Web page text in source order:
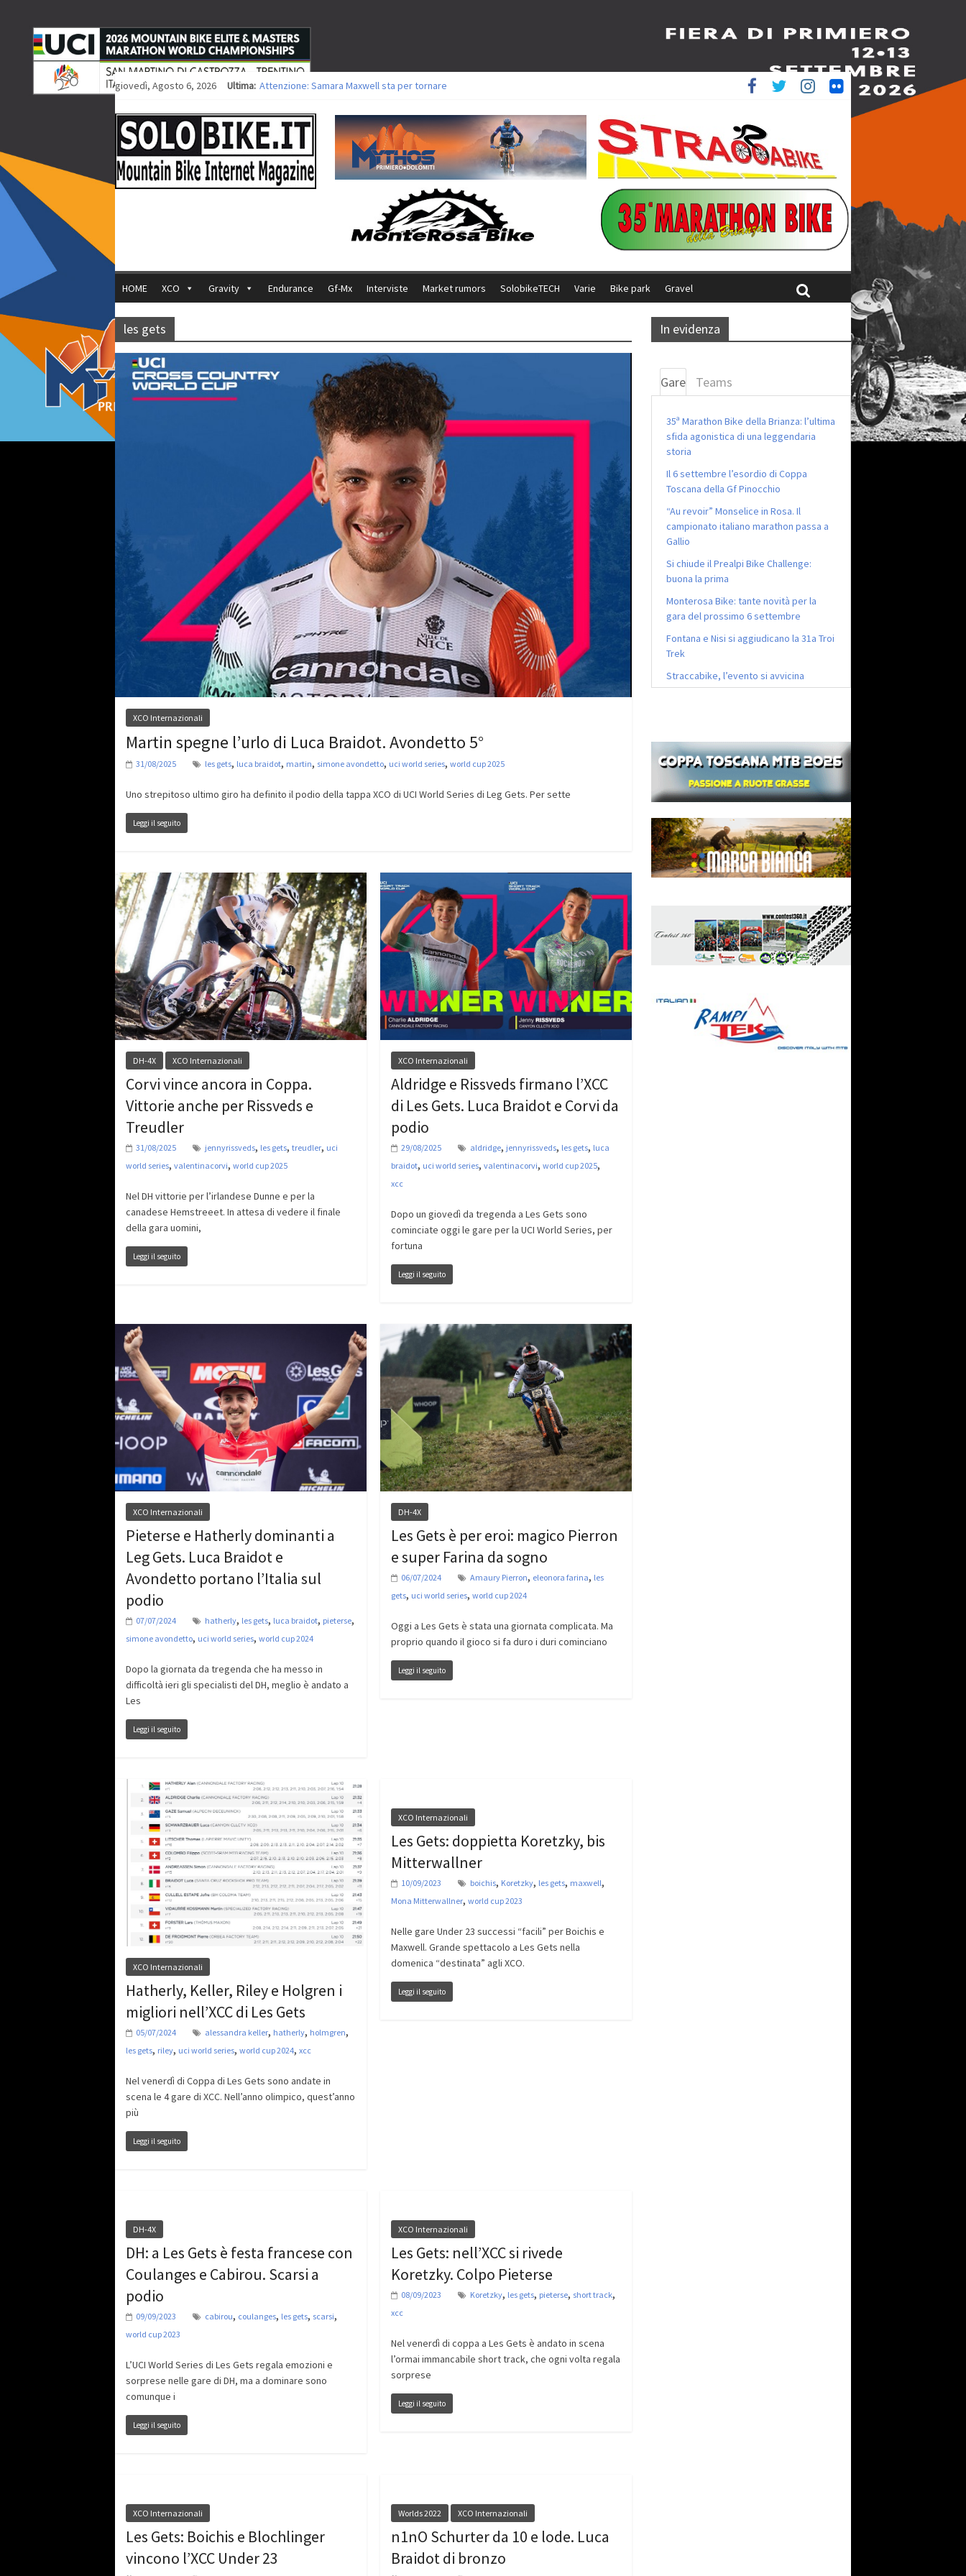
giovedì, Agosto 6, 2026 Ultima: Attenzione: Samara Maxwell sta per tornare
Europei XCO: vittorie per Ghibaudo, Grossmann e Gallis. Signorelli 5^ la migliore tra gli italiani
35ª Marathon Bike della Brianza: l’ultima sfida agonistica di una leggendaria storia
Europei MTB: il Team Relay firma il secondo argento azzurro a Monteceneri
HOME XCO Gravity Endurance Gf-Mx Interviste Market rumors SolobikeTECH Varie Bike park Gravel
les gets
XCO Internazionali
Martin spegne l’urlo di Luca Braidot. Avondetto 5°
31/08/2025 les gets, luca braidot, martin, simone avondetto, uci world series, world cup 2025
Uno strepitoso ultimo giro ha definito il podio della tappa XCO di UCI World Series di Leg Gets. Per sette
Leggi il seguito
DH-4X XCO Internazionali
Corvi vince ancora in Coppa.
Vittorie anche per Rissveds e
Treudler
31/08/2025 jennyrissveds, les gets, treudler, uci
world series, valentinacorvi, world cup 2025
Nel DH vittorie per l’irlandese Dunne e per la
canadese Hemstreeet. In attesa di vedere il finale
della gara uomini,
Leggi il seguito
XCO Internazionali
Aldridge e Rissveds firmano l’XCC
di Les Gets. Luca Braidot e Corvi da
podio
29/08/2025 aldridge, jennyrissveds, les gets, luca
braidot, uci world series, valentinacorvi, world cup 2025,
xcc
Dopo un giovedì da tregenda a Les Gets sono
cominciate oggi le gare per la UCI World Series, per
fortuna
Leggi il seguito
XCO Internazionali
Pieterse e Hatherly dominanti a
Leg Gets. Luca Braidot e
Avondetto portano l’Italia sul
podio
07/07/2024 hatherly, les gets, luca braidot, pieterse,
simone avondetto, uci world series, world cup 2024
Dopo la giornata da tregenda che ha messo in
difficoltà ieri gli specialisti del DH, meglio è andato a
Les
Leggi il seguito
DH-4X
Les Gets è per eroi: magico Pierron
e super Farina da sogno
06/07/2024 Amaury Pierron, eleonora farina, les
gets, uci world series, world cup 2024
Oggi a Les Gets è stata una giornata complicata. Ma
proprio quando il gioco si fa duro i duri cominciano
Leggi il seguito
XCO Internazionali
Hatherly, Keller, Riley e Holgren i
migliori nell’XCC di Les Gets
05/07/2024 alessandra keller, hatherly, holmgren,
les gets, riley, uci world series, world cup 2024, xcc
Nel venerdì di Coppa di Les Gets sono andate in
scena le 4 gare di XCC. Nell’anno olimpico, quest’anno
più
Leggi il seguito
XCO Internazionali
Les Gets: doppietta Koretzky, bis
Mitterwallner
10/09/2023 boichis, Koretzky, les gets, maxwell,
Mona Mitterwallner, world cup 2023
Nelle gare Under 23 successi “facili” per Boichis e
Maxwell. Grande spettacolo a Les Gets nella
domenica “destinata” agli XCO.
Leggi il seguito
DH-4X
DH: a Les Gets è festa francese con
Coulanges e Cabirou. Scarsi a
podio
09/09/2023 cabirou, coulanges, les gets, scarsi,
world cup 2023
L’UCI World Series di Les Gets regala emozioni e
sorprese nelle gare di DH, ma a dominare sono
comunque i
Leggi il seguito
XCO Internazionali
Les Gets: nell’XCC si rivede
Koretzky. Colpo Pieterse
08/09/2023 Koretzky, les gets, pieterse, short track,
xcc
Nel venerdì di coppa a Les Gets è andato in scena
l’ormai immancabile short track, che ogni volta regala
sorprese
Leggi il seguito
XCO Internazionali
Les Gets: Boichis e Blochlinger
vincono l’XCC Under 23
Worlds 2022 XCO Internazionali
n1nO Schurter da 10 e lode. Luca
Braidot di bronzo
In evidenza
Gare Teams
35ª Marathon Bike della Brianza: l’ultima
sfida agonistica di una leggendaria
storia
Il 6 settembre l’esordio di Coppa
Toscana della Gf Pinocchio
“Au revoir” Monselice in Rosa. Il
campionato italiano marathon passa a
Gallio
Si chiude il Prealpi Bike Challenge:
buona la prima
Monterosa Bike: tante novità per la
gara del prossimo 6 settembre
Fontana e Nisi si aggiudicano la 31a Troi
Trek
Straccabike, l’evento si avvicina